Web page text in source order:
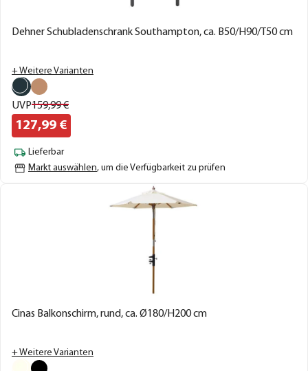
Dehner Schubladenschrank Southampton, ca. B50/H90/T50 cm
+ Weitere Varianten
UVP159,99€
127,99 €
Lieferbar
Markt auswählen, um die Verfügbarkeit zu prüfen
Cinas Balkonschirm, rund, ca. Ø180/H200 cm
+ Weitere Varianten